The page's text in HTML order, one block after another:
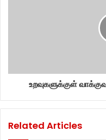
உறவுகளுக்குள்
Related Articles